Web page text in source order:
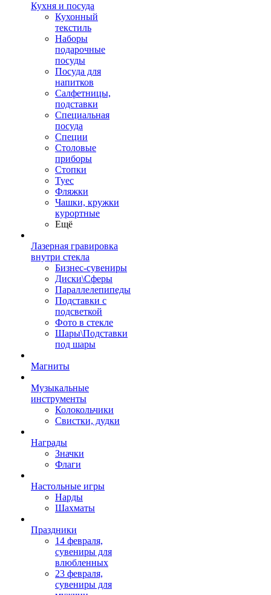
Кухня и посуда
Кухонный
текстиль
Наборы
подарочные
посуды
Посуда для
напитков
Салфетницы,
подставки
Специальная
посуда
Специи
Столовые
приборы
Стопки
Туес
Фляжки
Чашки, кружки
курортные
Ещё
Лазерная гравировка
внутри стекла
Бизнес-сувениры
Диски\Сферы
Параллелепипеды
Подставки с
подсветкой
Фото в стекле
Шары\Подставки
под шары
Магниты
Музыкальные
инструменты
Колокольчики
Свистки, дудки
Награды
Значки
Флаги
Настольные игры
Нарды
Шахматы
Праздники
14 февраля,
сувениры для
влюбленных
23 февраля,
сувениры для